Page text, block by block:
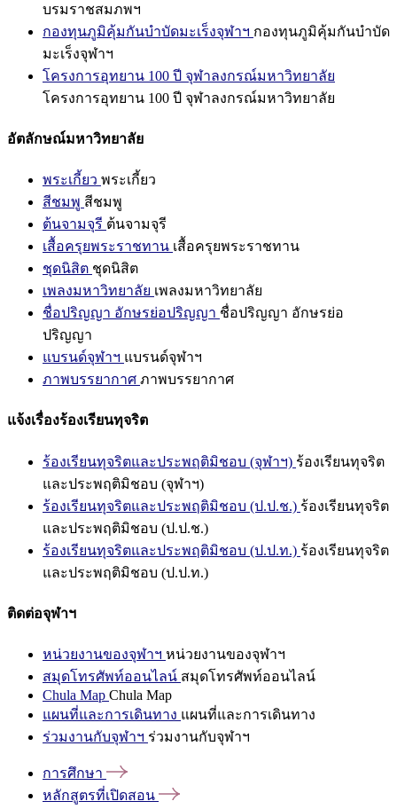
บรมราชสมภพฯ
กองทุนภูมิคุ้มกันบำบัดมะเร็งจุฬาฯ กองทุนภูมิคุ้มกันบำบัด
มะเร็งจุฬาฯ
โครงการอุทยาน 100 ปี จุฬาลงกรณ์มหาวิทยาลัย
โครงการอุทยาน 100 ปี จุฬาลงกรณ์มหาวิทยาลัย
อัตลักษณ์มหาวิทยาลัย
พระเกี้ยว พระเกี้ยว
สีชมพู สีชมพู
ต้นจามจุรี ต้นจามจุรี
เสื้อครุยพระราชทาน เสื้อครุยพระราชทาน
ชุดนิสิต ชุดนิสิต
เพลงมหาวิทยาลัย เพลงมหาวิทยาลัย
ชื่อปริญญา อักษรย่อปริญญา ชื่อปริญญา อักษรย่อ
ปริญญา
แบรนด์จุฬาฯ แบรนด์จุฬาฯ
ภาพบรรยากาศ ภาพบรรยากาศ
แจ้งเรื่องร้องเรียนทุจริต
ร้องเรียนทุจริตและประพฤติมิชอบ (จุฬาฯ) ร้องเรียนทุจริต
และประพฤติมิชอบ (จุฬาฯ)
ร้องเรียนทุจริตและประพฤติมิชอบ (ป.ป.ช.) ร้องเรียนทุจริต
และประพฤติมิชอบ (ป.ป.ช.)
ร้องเรียนทุจริตและประพฤติมิชอบ (ป.ป.ท.) ร้องเรียนทุจริต
และประพฤติมิชอบ (ป.ป.ท.)
ติดต่อจุฬาฯ
หน่วยงานของจุฬาฯ หน่วยงานของจุฬาฯ
สมุดโทรศัพท์ออนไลน์ สมุดโทรศัพท์ออนไลน์
Chula Map Chula Map
แผนที่และการเดินทาง แผนที่และการเดินทาง
ร่วมงานกับจุฬาฯ ร่วมงานกับจุฬาฯ
การศึกษา
หลักสูตรที่เปิดสอน